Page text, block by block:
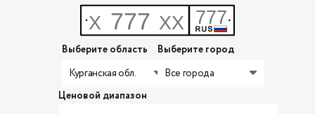
Выберите область
Курганская обл.
Выберите город
Все города
Ценовой диапазон